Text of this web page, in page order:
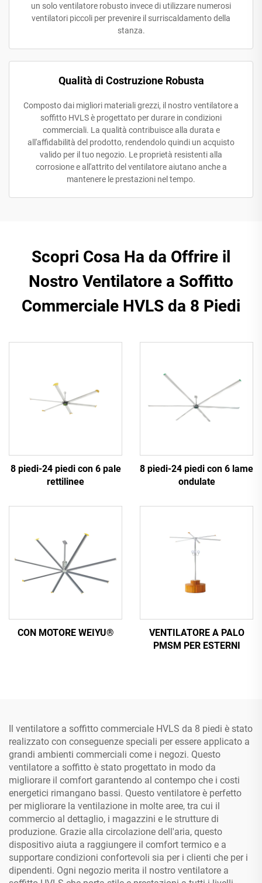
un solo ventilatore robusto invece di utilizzare numerosi
ventilatori piccoli per prevenire il surriscaldamento della
stanza.
Qualità di Costruzione Robusta
Composto dai migliori materiali grezzi, il nostro ventilatore a
soffitto HVLS è progettato per durare in condizioni
commerciali. La qualità contribuisce alla durata e
all'affidabilità del prodotto, rendendolo quindi un acquisto
valido per il tuo negozio. Le proprietà resistenti alla
corrosione e all'attrito del ventilatore aiutano anche a
mantenere le prestazioni nel tempo.
Scopri Cosa Ha da Offrire il
Nostro Ventilatore a Soffitto
Commerciale HVLS da 8 Piedi
8 piedi-24 piedi con 6 pale
rettilinee
8 piedi-24 piedi con 6 lame
ondulate
CON MOTORE WEIYU®
VENTILATORE A PALO
PMSM PER ESTERNI
Il ventilatore a soffitto commerciale HVLS da 8 piedi è stato
realizzato con conseguenze speciali per essere applicato a
grandi ambienti commerciali come i negozi. Questo
ventilatore a soffitto è stato progettato in modo da
migliorare il comfort garantendo al contempo che i costi
energetici rimangano bassi. Questo ventilatore è perfetto
per migliorare la ventilazione in molte aree, tra cui il
commercio al dettaglio, i magazzini e le strutture di
produzione. Grazie alla circolazione dell'aria, questo
dispositivo aiuta a raggiungere il comfort termico e a
supportare condizioni confortevoli sia per i clienti che per i
dipendenti. Ogni negozio merita il nostro ventilatore a